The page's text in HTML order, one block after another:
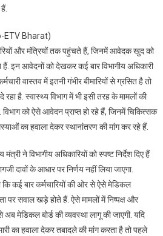
ETV Bharat)
और मंत्रियों तक पहुंचते हैं, जिनमें आवेदक खुद को
हैं. इन आवेदनों को देखकर कई बार विभागीय अधिकारी
वास्तव में इतनी गंभीर बीमारियों से ग्रसित है तो
है. स्वास्थ्य विभाग में भी इसी तरह के मामलों की
विभाग को ऐसे आवेदन प्राप्त हो रहे हैं, जिनमें चिकित्सक
का हवाला देकर स्थानांतरण की मांग कर रहे हैं.
ने विभागीय अधिकारियों को स्पष्ट निर्देश दिए हैं
दावों के आधार पर निर्णय नहीं लिया जाएगा.
कि कई बार कर्मचारियों की ओर से ऐसे मेडिकल
पर सवाल खड़े होते हैं. ऐसे मामलों में निष्पक्ष और
अब मेडिकल बोर्ड की व्यवस्था लागू की जाएगी. यदि
का हवाला देकर तबादले की मांग करता है तो पहले